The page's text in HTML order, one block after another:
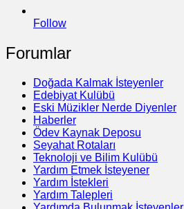
Follow
Forumlar
Doğada Kalmak İsteyenler
Edebiyat Kulübü
Eski Müzikler Nerde Diyenler
Haberler
Ödev Kaynak Deposu
Seyahat Rotaları
Teknoloji ve Bilim Kulübü
Yardım Etmek İsteyener
Yardım İstekleri
Yardım Talepleri